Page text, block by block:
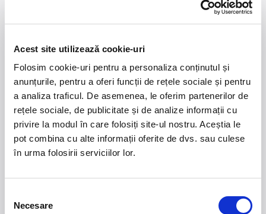
Acest site utilizează cookie-uri
Folosim cookie-uri pentru a personaliza conținutul și
anunțurile, pentru a oferi funcții de rețele sociale și pentru
a analiza traficul. De asemenea, le oferim partenerilor de
rețele sociale, de publicitate și de analize informații cu
privire la modul în care folosiți site-ul nostru. Aceștia le
pot combina cu alte informații oferite de dvs. sau culese
în urma folosirii serviciilor lor.
consimțământului
Necesare
Trends
1. Blackbriar - A Thousand Little Deaths Tour
Blackbriar ajunge la București pe 27 septembrie,
pentru un concert la Quantic. Turneul promovează
cel mai nou album al formației, A Thousand Little
Deaths, un material ce explorează teme precum
iubirea, pierderea și moartea prin imagini cinematice,
versuri captivante și puternice sonorități symphonic
metal.
Sala Palatului, legenda disco Liz Mitchell, vocea
originală a celebrului grup Boney M., revine în fața
publicului din România într-un spectacol aniversar